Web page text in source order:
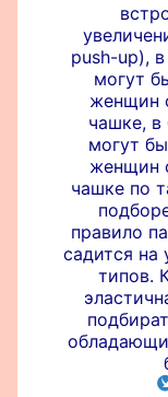
push-up),
могут
женщин
чашке,
могут
женщин
чашке по
правило
садится на
типов.